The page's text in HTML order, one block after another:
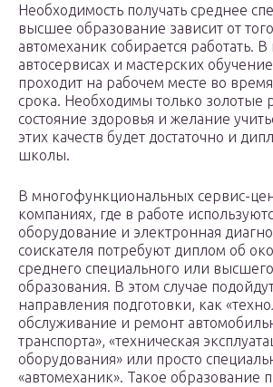
Необходимость получать среднее
высшее образование зависит от
автомеханик собирается работать.
автосервисах и мастерских
проходит на рабочем месте во
срока. Необходимы только золотые
состояние здоровья и желание
этих качеств будет достаточно и
школы.
В многофункциональных сервис-
компаниях, где в работе
оборудование и электронная
соискателя потребуют диплом об
среднего специального или
образования. В этом случае
направления подготовки, как
обслуживание и ремонт
транспорта», «техническая
оборудования» или просто
«автомеханик». Такое образование